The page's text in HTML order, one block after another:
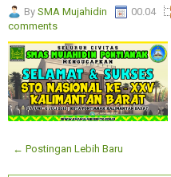
By SMA Mujahidin 00.04
comments
← Postingan Lebih Baru